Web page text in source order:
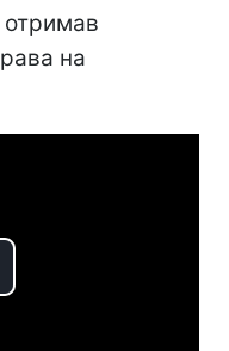
отримав
на